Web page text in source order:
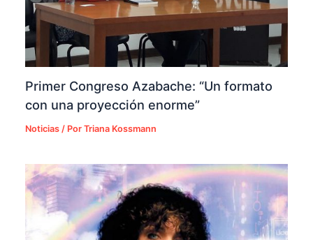
Primer Congreso Azabache: “Un formato
con una proyección enorme”
Noticias / PorTriana Kossmann